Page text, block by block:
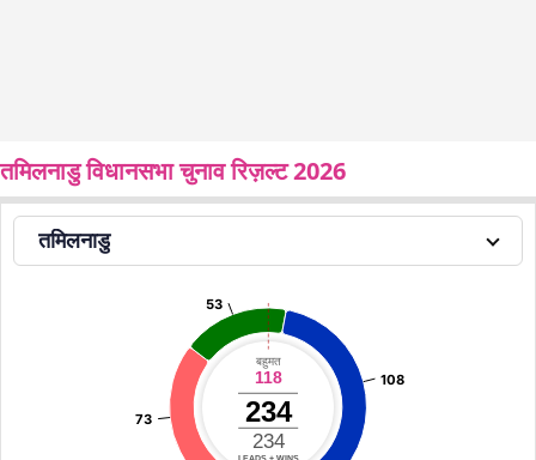
तमिलनाडु विधानसभा चुनाव रिज़ल्ट 2026